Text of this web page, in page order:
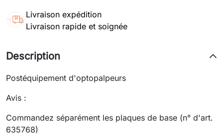
Livraison expédition
Livraison rapide et soignée
Description
Postéquipement d'optopalpeurs
Avis :
Commandez séparément les plaques de base (n° d'art.
635768)